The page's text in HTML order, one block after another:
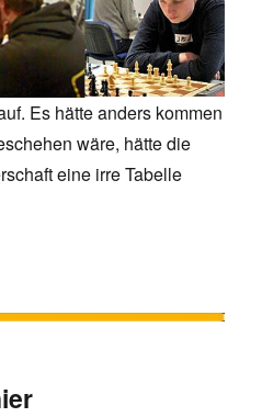
Es hätte anders kommen
wäre, hätte die
eine irre Tabelle